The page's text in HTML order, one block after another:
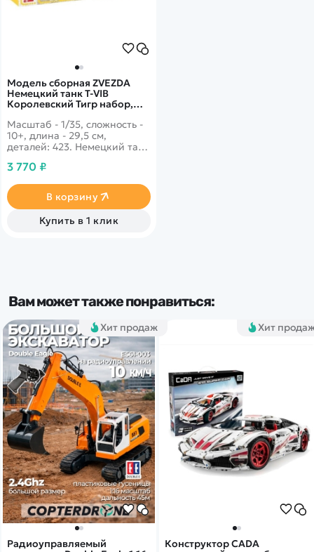
Модель сборная ZVEZDA
Немецкий танк T-VIB
Королевский Тигр набор,
Масштаб - 1/35, сложность -
10+, длина - 29,5 см,
деталей: 423. Немецкий танк
Отечественной войны, а
1944 года. Это один из самых
яростных и тяжелых
немецких танков того
времени.
3 770 ₽
В корзину
Купить в 1 клик
Вам может также понравиться:
Хит
Конструктор CADA
Хит продаж
Радиоуправляемый